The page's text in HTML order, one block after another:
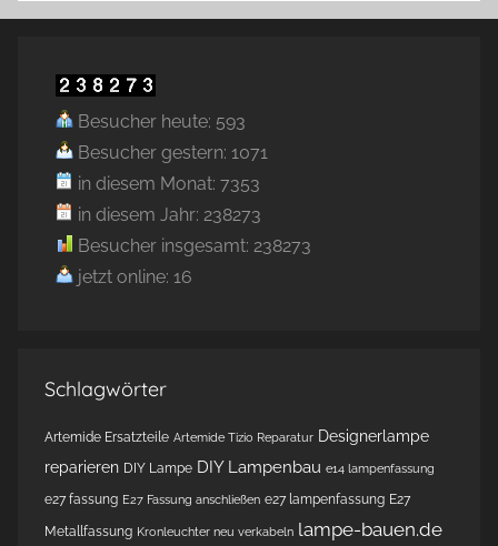
Besucher heute: 593
Besucher gestern: 1071
in diesem Monat: 7353
in diesem Jahr: 238273
Besucher insgesamt: 238273
jetzt online: 16
Schlagwörter
Artemide Ersatzteile Artemide Tizio Reparatur Designerlampe
reparieren DIY Lampe DIY Lampenbau e14 lampenfassung
e27 fassung E27 Fassung anschließen e27 lampenfassung E27
Metallfassung Kronleuchter neu verkabeln lampe-bauen.de